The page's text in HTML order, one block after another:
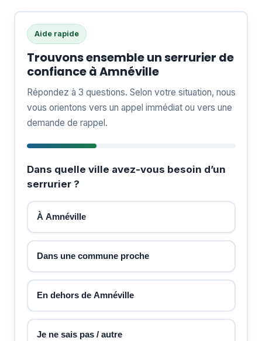
Aide rapide
Trouvons ensemble un serrurier de
confiance à Amnéville
Répondez à 3 questions. Selon votre situation, nous
vous orientons vers un appel immédiat ou vers une
demande de rappel.
Dans quelle ville avez-vous besoin d’un
serrurier ?
À Amnéville
Dans une commune proche
En dehors de Amnéville
Je ne sais pas / autre